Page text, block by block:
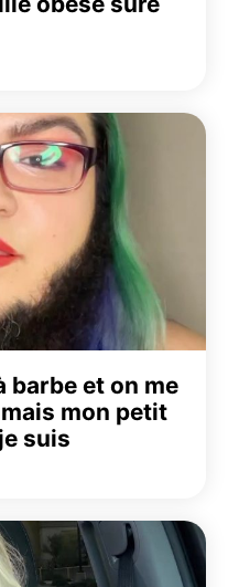
barbe et on me
mais mon petit
suis